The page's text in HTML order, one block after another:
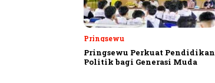
Pringsewu
Pringsewu Perkuat Pendidikan
Politik bagi Generasi Muda